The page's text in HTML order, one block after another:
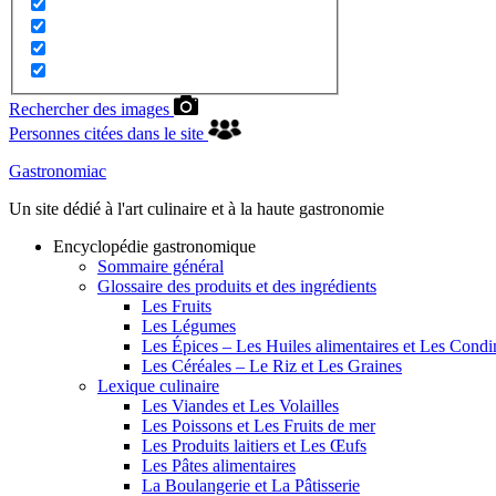
Rechercher des images
Personnes citées dans le site
Gastronomiac
Un site dédié à l'art culinaire et à la haute gastronomie
Encyclopédie gastronomique
Sommaire général
Glossaire des produits et des ingrédients
Les Fruits
Les Légumes
Les Épices – Les Huiles alimentaires et Les
Les Céréales – Le Riz et Les Graines
Lexique culinaire
Les Viandes et Les Volailles
Les Poissons et Les Fruits de mer
Les Produits laitiers et Les Œufs
Les Pâtes alimentaires
La Boulangerie et La Pâtisserie